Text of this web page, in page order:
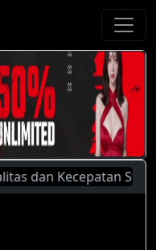
Kecepatan